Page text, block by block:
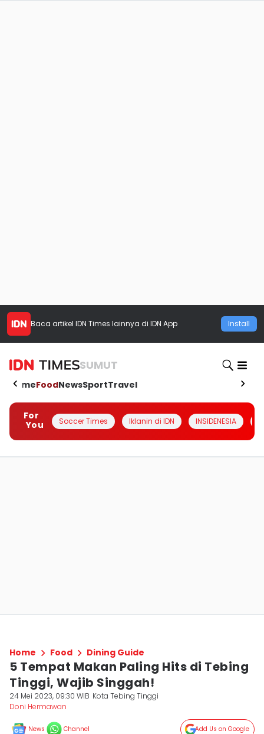
Baca artikel IDN Times lainnya di IDN App Install
SUMUT
HomeFoodNewsSportTravel
For
You
Soccer Times Iklanin di IDN INSIDENESIA
Home Food Dining Guide
5 Tempat Makan Paling Hits di Tebing
Tinggi, Wajib Singgah!
24 Mei 2023, 09:30 WIB Kota Tebing Tinggi
Doni Hermawan
News Channel Add Us on Google